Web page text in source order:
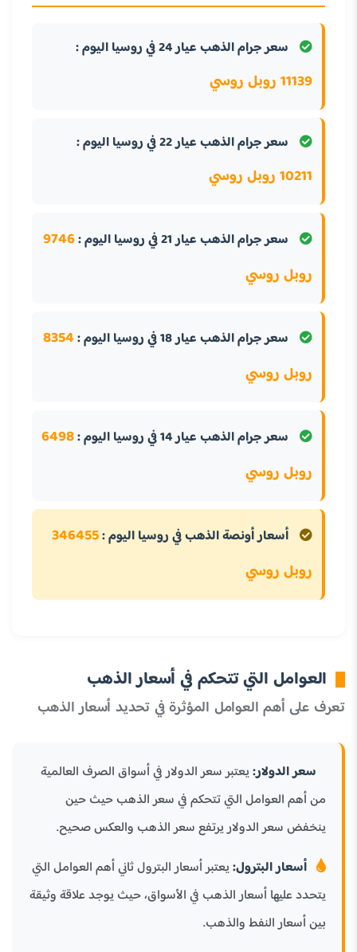
سعر جرام الذهب عيار 24 في روسيا اليوم :
11139 روبل روسي
سعر جرام الذهب عيار 22 في روسيا اليوم :
10211 روبل روسي
سعر جرام الذهب عيار 21 في روسيا اليوم :
9746
روبل روسي
سعر جرام الذهب عيار 18 في روسيا اليوم :
8354
روبل روسي
سعر جرام الذهب عيار 14 في روسيا اليوم :
6498
روبل روسي
أسعار أونصة الذهب في روسيا اليوم :346455
روبل روسي
العوامل التي تتحكم في أسعار الذهب
تعرف على أهم العوامل المؤثرة في تحديد أسعار الذهب
سعر الدولار:يعتبر سعر الدولار في أسواق الصرف العالمية
من أهم العوامل التي تتحكم في سعر الذهب حيث حين
ينخفض سعر الدولار يرتفع سعر الذهب والعكس صحيح.
أسعار البترول:يعتبر أسعار البترول ثاني أهم العوامل التي
يتحدد عليها أسعار الذهب في الأسواق، حيث يوجد علاقة وثيقة
بين أسعار النفط والذهب.